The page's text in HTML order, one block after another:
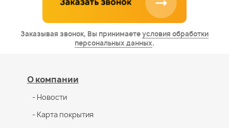
Заказывая звонок, Вы принимаете условия обработки
персональных данных.
О компании
- Новости
- Карта покрытия